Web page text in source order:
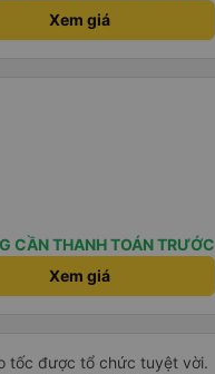
Xem giá
CẦN THANH TOÁN TRƯỚC
Xem giá
tốc được tổ chức tuyệt vời.